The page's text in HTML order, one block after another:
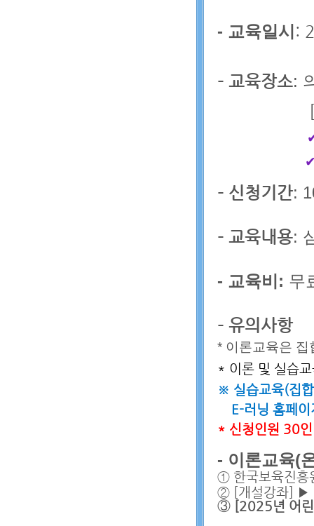
- 교육일시 :
- 교육장소:
- 신청기간:
- 교육내용:
- 교육비: 무
- 유의사항
* 이론교육은 집
* 이론 및 실습
※ 실습교육(집
E-러닝 홈페이
* 신청인원 30인
- 이론교육(
① 한국보육진흥
② [개설강좌] ▶
③
[2025년 어